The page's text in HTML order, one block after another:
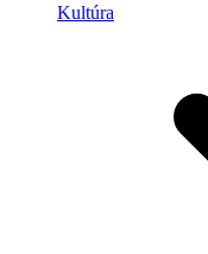
Kultúra